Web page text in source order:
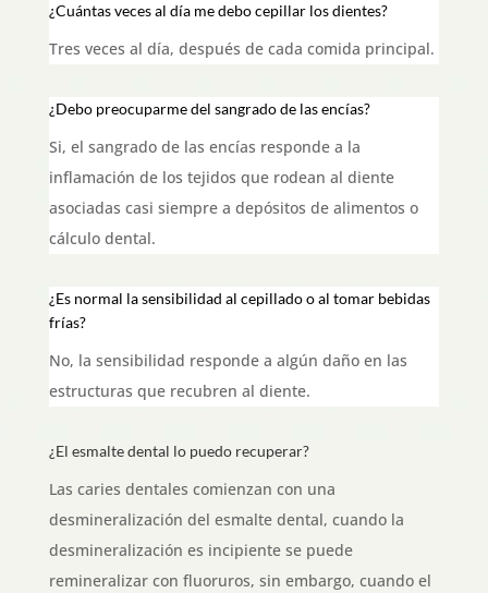
¿Cuántas veces al día me debo cepillar los dientes?
Tres veces al día, después de cada comida principal.
¿Debo preocuparme del sangrado de las encías?
Si, el sangrado de las encías responde a la
inflamación de los tejidos que rodean al diente
asociadas casi siempre a depósitos de alimentos o
cálculo dental.
¿Es normal la sensibilidad al cepillado o al tomar bebidas
frías?
No, la sensibilidad responde a algún daño en las
estructuras que recubren al diente.
¿El esmalte dental lo puedo recuperar?
Las caries dentales comienzan con una
desmineralización del esmalte dental, cuando la
desmineralización es incipiente se puede
remineralizar con fluoruros, sin embargo, cuando el